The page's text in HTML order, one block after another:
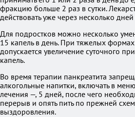
фракцию больше 2 раз в сутки.
действовать уже через несколько
Для подростков можно несколько
15 капель в день. При тяжелых формах
допускается увеличение суточного
капель.
Во время терапии панкреатита
алкогольные напитки, включать в
лечения —, 5 дней, после чего
перерыв и опять пить по прежней
выздоровления.